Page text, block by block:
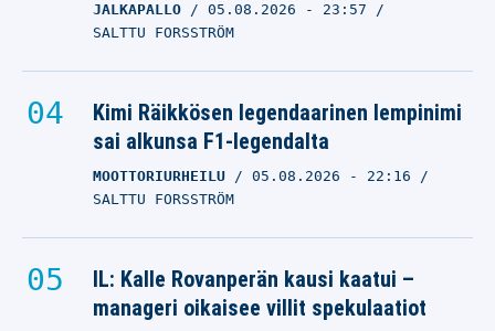
JALKAPALLO 05.08.2026 - 23:57
SALTTU FORSSTRÖM
Kimi Räikkösen legendaarinen lempinimi
sai alkunsa F1-legendalta
MOOTTORIURHEILU 05.08.2026 - 22:16
SALTTU FORSSTRÖM
IL: Kalle Rovanperän kausi kaatui –
manageri oikaisee villit spekulaatiot